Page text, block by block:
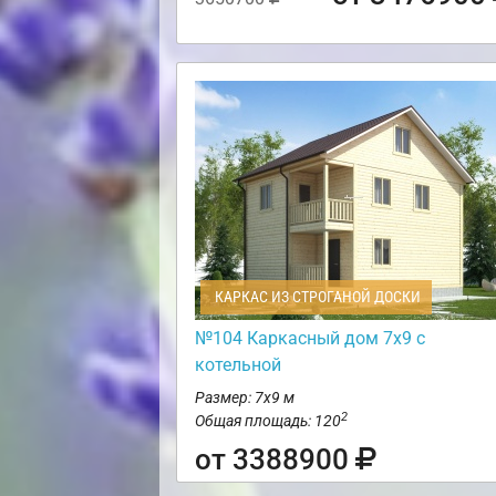
КАРКАС ИЗ СТРОГАНОЙ ДОСКИ
№104 Каркасный дом 7х9 с
котельной
Размер: 7х9 м
Общая площадь: 1202
от 3388900